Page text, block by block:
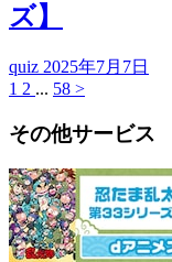
ズ】
quiz 2025年7月7日
1 2 ... 58 >
その他サービス